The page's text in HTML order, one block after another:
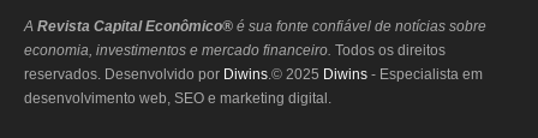
A Revista Capital Econômico® é sua fonte confiável de notícias sobre
economia, investimentos e mercado financeiro. Todos os direitos
reservados. Desenvolvido por Diwins.© 2025 Diwins - Especialista em
desenvolvimento web, SEO e marketing digital.